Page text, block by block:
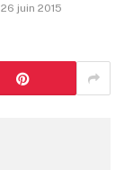
26 juin 2015